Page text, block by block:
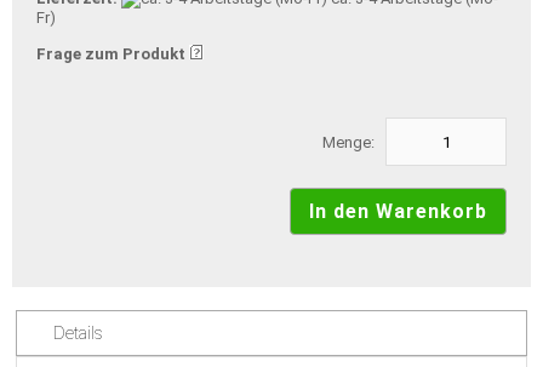
Fr)
Frage zum Produkt
Menge:
Details